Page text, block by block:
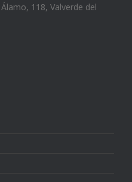
118, Valverde del